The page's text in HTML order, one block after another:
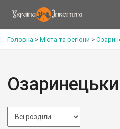
Головна > Міста та регіони >